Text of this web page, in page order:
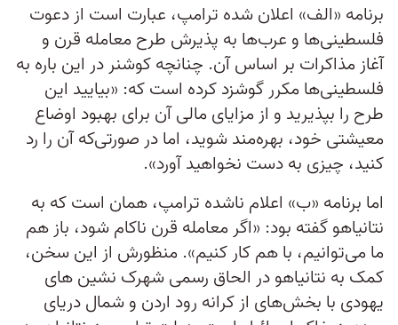
برنامه «الف» اعلان شده ترامپ، عبارت است از دعوت
فلسطینی‌ها و عرب‌ها به پذیرش طرح معامله قرن و
آغاز مذاکرات بر اساس آن. چنانچه کوشنر در این باره به
فلسطینی‌ها مکرر گوشزد کرده است که: «بیایید این
طرح را بپذیرید و از مزایای مالی آن برای بهبود اوضاع
معیشتی خود، بهره‌مند شوید، اما در صورتی‌که آن را رد
کنید، چیزی به دست نخواهید آورد».
اما برنامه «ب» اعلام ناشده ترامپ، همان است که به
نتانیاهو گفته بود: «اگر معامله قرن ناکام شود، باز هم
ما می‌توانیم، با هم کار کنیم». منظورش از این سخن،
کمک به نتانیاهو در الحاق رسمی شهرک نشین های
یهودی با بخش‌های از کرانه رود اردن و شمال دریای